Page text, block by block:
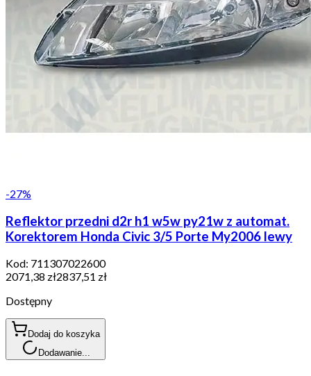
-27%
Reflektor przedni d2r h1 w5w py21w z automat.
Korektorem Honda Civic 3/5 Porte My2006 lewy
Kod: 711307022600
2071,38 zł2837,51 zł
Dostępny
Dodaj do koszyka
Dodawanie...